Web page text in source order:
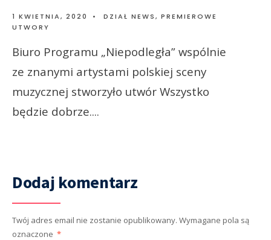
1 KWIETNIA, 2020 • DZIAŁ NEWS, PREMIEROWE
UTWORY
Biuro Programu „Niepodległa” wspólnie
ze znanymi artystami polskiej sceny
muzycznej stworzyło utwór Wszystko
będzie dobrze....
Dodaj komentarz
Twój adres email nie zostanie opublikowany. Wymagane pola są
oznaczone *